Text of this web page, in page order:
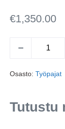
€1,350.00
määrä
Osasto: Työpajat
Tutustu